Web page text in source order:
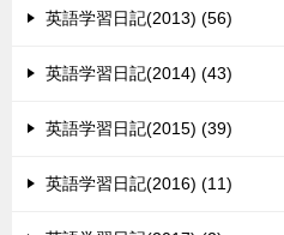
英語学習日記(2013) (56)
英語学習日記(2014) (43)
英語学習日記(2015) (39)
英語学習日記(2016) (11)